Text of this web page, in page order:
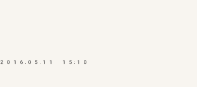
2016.05.11 15:10